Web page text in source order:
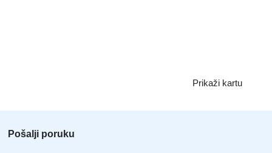
Prikaži kartu
Pošalji poruku